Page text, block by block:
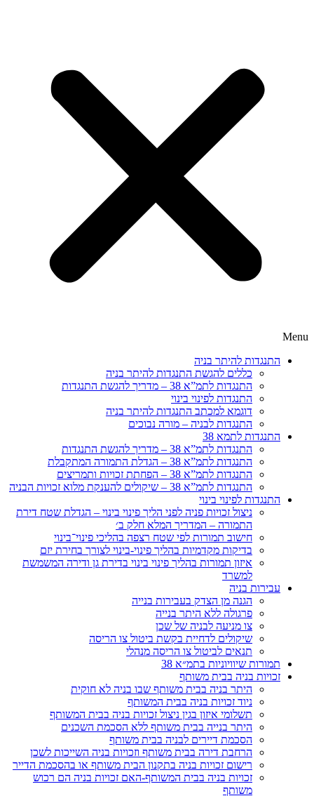
Menu
התנגדות להיתר בניה
כללים להגשת התנגדות להיתר בניה
התנגדות לתמ”א 38 – מדריך להגשת התנגדות
התנגדות לפינוי בינוי
דוגמא למכתב התנגדות להיתר בניה
התנגדות לבניה – מורה נבוכים
התנגדות לתמא 38
התנגדות לתמ”א 38 – מדריך להגשת התנגדות
התנגדות לתמ”א 38 – הגדלת התמורה המתקבלת
התנגדות לתמ”א 38 – הפחתת זכויות ותמריצים
התנגדות לתמ”א 38 – שיקולים להענקת מלוא זכויות הבניה
התנגדות לפינוי בינוי
ניצול זכויות פניה לפני הליך פינוי בינוי – הגדלת שטח דירת
התמורה – המדריך המלא חלק ב׳
חישוב תמורות לפי שטח רצפה בהליכי פינוי־בינוי
בדיקות מקדמיות בהליך פינוי-בינוי לצורך בחירת יזם
איזון תמורות בהליך פינוי בינוי בדירת גן ודירה המשמשת
למשרד
עבירות בניה
הגנה מן הצדק בעבירות בנייה
פרגולה ללא היתר בנייה
צו מניעה לבניה של שכן
שיקולים לדחיית בקשת ביטול צו הריסה
תנאים לביטול צו הריסה מנהלי
תמורות שיוויוניות בתמ״א 38
זכויות בניה בבית משותף
היתר בניה בבית משותף שבו בניה לא חוקית
ניוד זכויות בניה בבית המשותף
תשלומי איזון בגין ניצול זכויות בניה בבית המשותף
היתר בנייה בבית משותף ללא הסכמת השכנים
הסכמת דיירים לבניה בבית משותף
הרחבת דירה בבית משותף וזכויות בניה השייכות לשכן
רישום זכויות בניה בתקנון הבית משותף או בהסכמת הדייר
זכויות בניה בבית המשותף-האם זכויות בניה הם רכוש
משותף